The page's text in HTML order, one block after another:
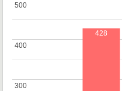
300
300
400
400
500
500
428